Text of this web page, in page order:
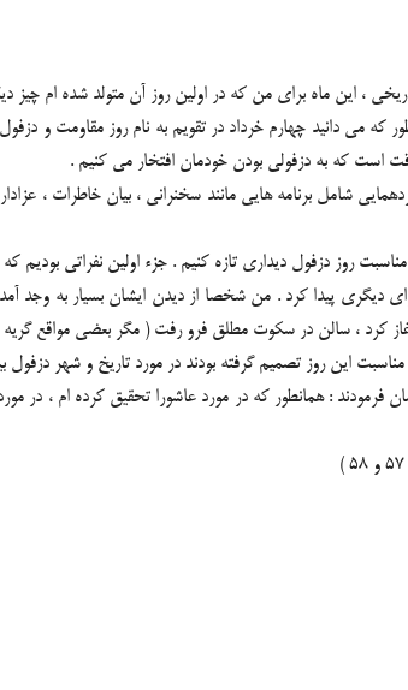
، این ماه برای من که در اولین روز آن متولد شده ام
. همانطور که می دانید چهارم خرداد در تقویم به نام روز
که به دزفولی بودن خودمان افتخار می کنیم .
شامل برنامه هایی مانند سخنرانی ، بیان خاطرات ،
دیگری پیدا کرد . من شخصا از دیدن ایشان بسیار به
کرد ، سالن در سکوت مطلق فرو رفت ( مگر بعضی مواقع
این روز تصمیم گرفته بودند در مورد تاریخ و شهر دزفول
: همانطور که در مورد عاشورا تحقیق کرده ام ، در